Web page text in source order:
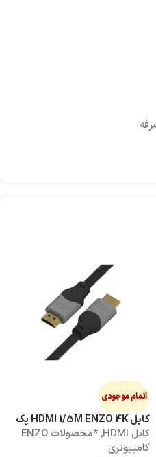
اتمام موجودی
کابل HDMI 1/5M ENZO 4K پک
طلقی
کابل HDMI ,
*محصولات ENZO
کامپیوتری